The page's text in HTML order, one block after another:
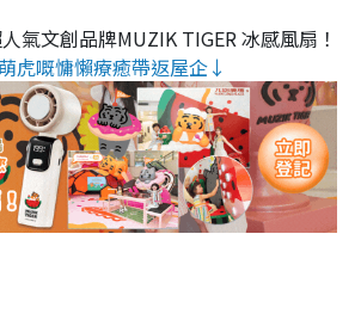
氣文創品牌MUZIK TIGER 冰感風扇！
虎嘅慵懶療癒帶返屋企↓